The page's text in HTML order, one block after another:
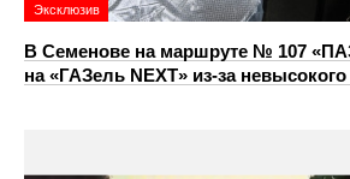
Эксклюзив
В Семенове на маршруте № 107
на «ГАЗель NEXT» из‑за